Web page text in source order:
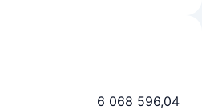
6 068 596,04